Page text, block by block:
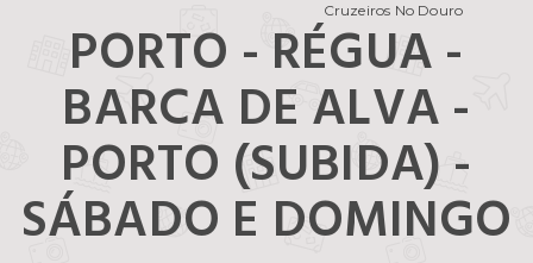
Cruzeiros No Douro
PORTO - RÉGUA -
BARCA DE ALVA -
PORTO (SUBIDA) -
SÁBADO E DOMINGO